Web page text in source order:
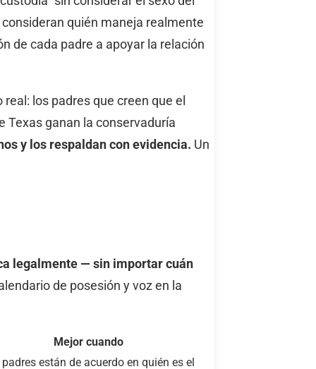
quién maneja realmente
de cada padre a apoyar la relación
los padres que creen que el
Texas ganan la conservaduría
y los respaldan con evidencia. Un
legalmente — sin importar cuán
de posesión y voz en la
Mejor cuando
están de acuerdo en quién es el